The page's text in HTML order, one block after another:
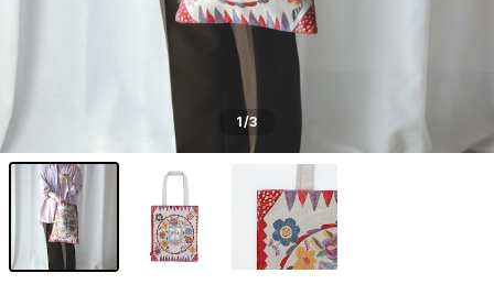
1/3